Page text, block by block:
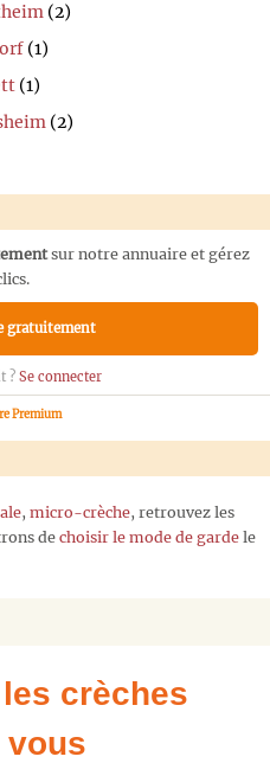
(2)
(1)
(1)
(2)
sur notre annuaire et gérez
gratuitement
? Se connecter
Premium
, micro-crèche, retrouvez les
de choisir le mode de garde le
crèches
vous